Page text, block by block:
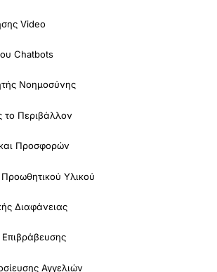
Video
Chatbots
Νοημοσύνης
το Περιβάλλον
Προσφορών
Υλικού
Διαφάνειας
Αγγελιών